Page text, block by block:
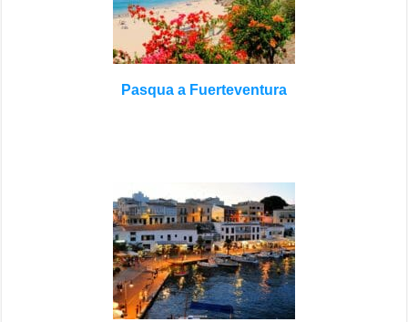
Pasqua a Fuerteventura